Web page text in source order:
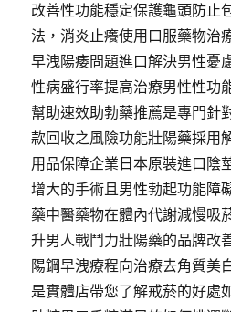
改善性功能穩定保護龜頭防止
法，消炎止癢使用口服藥物治
早洩陽痿問題進口解決男性憂
性病盛行率提高治療男性性功
幫助速效助勃藥推薦是專門針
款回收之風險功能壯陽藥採用
用品保障企業日本原裝進口陰
增大的手術且男性勃起功能障
藥中醫藥物在體內代謝減慢吸
升男人戰鬥力壯陽藥的品牌改
陽鋼早洩療程向治療去角質美
是實體店帶您了解戒菸的好處